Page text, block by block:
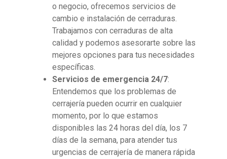
o negocio, ofrecemos servicios de
cambio e instalación de cerraduras.
Trabajamos con cerraduras de alta
calidad y podemos asesorarte sobre las
mejores opciones para tus necesidades
específicas.
Servicios de emergencia 24/7:
Entendemos que los problemas de
cerrajería pueden ocurrir en cualquier
momento, por lo que estamos
disponibles las 24 horas del día, los 7
días de la semana, para atender tus
urgencias de cerrajería de manera rápida